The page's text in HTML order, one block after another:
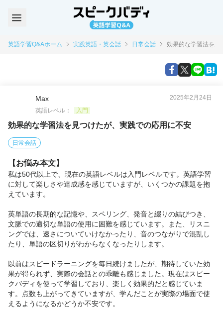
英語学習Q&Aホーム 実践英語・英会話 日常会話 効果的な学習法を見
Max
2025年2月24日
英語レベル：
入門
効果的な学習法を見つけたが、実践での応用に不安
日常会話
【お悩み本文】
私は50代以上で、現在の英語レベルは入門レベルです。英語学習
に対して楽しさや達成感を感じていますが、いくつかの課題を抱
えています。
英単語の長期的な記憶や、スペリング、発音と綴りの結びつき、
文脈での適切な単語の使用に困難を感じています。また、リスニ
ングでは、速さについていけなかったり、音のつながりで混乱し
たり、単語の区切りがわからなくなったりします。
以前はスピードラーニングを毎日続けましたが、期待していた効
果が得られず、実際の会話との乖離も感じました。現在はスピー
クバディを使って学習しており、楽しく効果的だと感じていま
す。点数も上がってきていますが、学んだことが実際の場面で使
えるようになるかどうか不安です。